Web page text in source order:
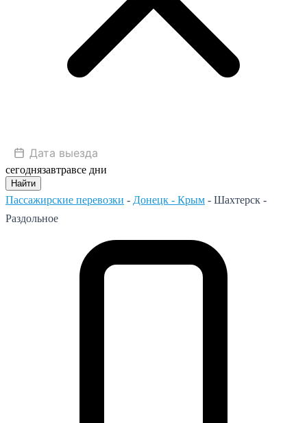
сегоднязавтравсе дни
Найти
Пассажирские перевозки - Донецк - Крым - Шахтерск -
Раздольное